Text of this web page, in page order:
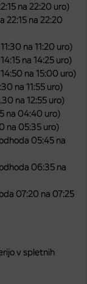
na 22:20 uro)
22:15 na 22:20
na 11:20 uro)
na 14:25 uro)
na 15:00 uro)
na 11:55 uro)
na 12:55 uro)
na 04:40 uro)
na 05:35 uro)
05:45 na
06:35 na
07:20 na 07:25
v spletnih